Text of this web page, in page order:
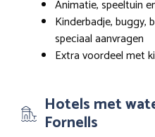
Animatie, speeltuin
Kinderbadje, buggy,
speciaal aanvragen
Extra voordeel met
Hotels met
Fornells